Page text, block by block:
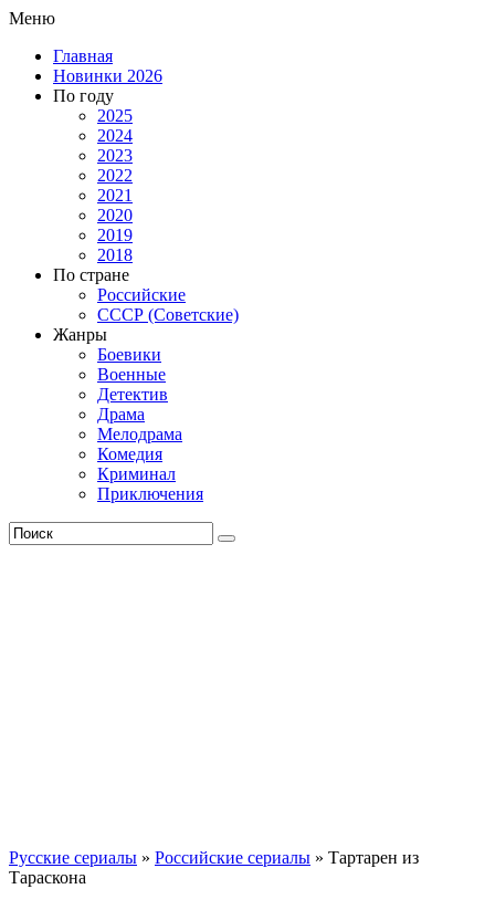
Меню
Главная
Новинки 2026
По году
2025
2024
2023
2022
2021
2020
2019
2018
По стране
Российские
СССР (Советские)
Жанры
Боевики
Военные
Детектив
Драма
Мелодрама
Комедия
Криминал
Приключения
Русские сериалы » Российские сериалы » Тартарен из
Тараскона